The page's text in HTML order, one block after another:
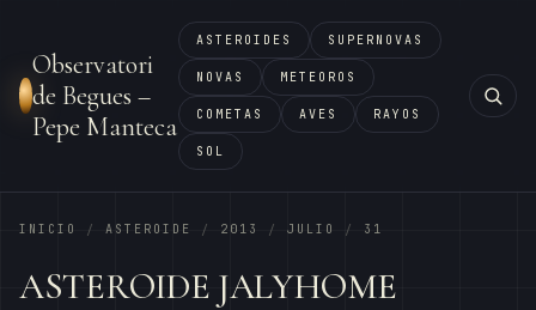
Observatori
de Begues –
Pepe Manteca
ASTEROIDES SUPERNOVAS
NOVAS METEOROS
COMETAS AVES RAYOS
SOL
INICIO / ASTEROIDE / 2013 / JULIO / 31
ASTEROIDE JALYHOME